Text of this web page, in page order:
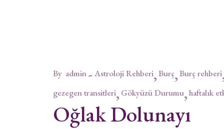
By admin Astroloji Rehberi Burç Burç rehberi
gezegen transitleri Gökyüzü Durumu haftalık
Oğlak Dolunayı